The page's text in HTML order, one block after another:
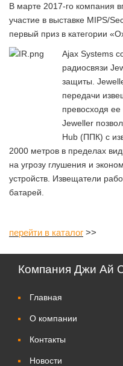
В марте 2017-го компания
участие в выставке MIPS/
первый приз в категории
Ajax Systems
радиосвязи
защиты.
передачи
превосходя
Jeweller
Hub (ППК) с
2000 метров в пределах
на угрозу глушения и
устройств. Извещатели
батарей.
перейти в каталог >>
Компания Джи Ай
Главная
О компании
Контакты
Новости